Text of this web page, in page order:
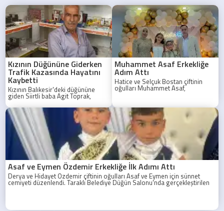
Kızının Düğününe Giderken
Trafik Kazasında Hayatını
Kaybetti
Kızının Balıkesir'deki düğününe
giden Siirtli baba Agit Toprak,
Sakarya'da geçirdiği trafik
kazasında hayatını kaybetti.
Muhammet Asaf Erkekliğe
Adım Attı
Hatice ve Selçuk Bostan çiftinin
oğulları Muhammet Asaf,
düzenlenen görkemli bir sünnet
Asaf ve Eymen Özdemir Erkekliğe İlk Adımı Attı
Derya ve Hidayet Özdemir çiftinin oğulları Asaf ve Eymen için sünnet
cemiyeti düzenlendi. Taraklı Belediye Düğün Salonu'nda gerçekleştirilen
programa aile yakınları, akrabalar ve davetliler yoğun ilgi gösterdi.